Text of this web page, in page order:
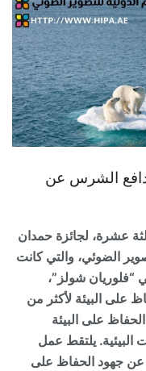
الشرس عن
عشرة، لجائزة حمدان
الضوئي، والتي كانت
“فلوريان شولز”،
على البيئة لأكثر من
على البيئة
البيئية. يلتقط عمل
عن جهود الحفاظ على